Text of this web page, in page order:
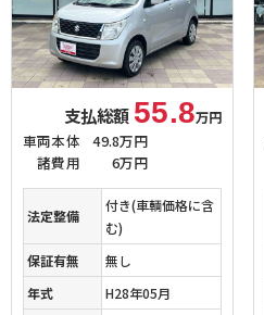
支払総額 55.8万円
車両本体
49.8万円
諸費用
6万円
法定整備
付き(車輌価格に含
む)
保証有無
無し
年式
H28年05月